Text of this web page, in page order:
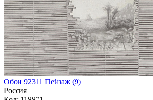
Обои 92311 Пейзаж (9)
Россия